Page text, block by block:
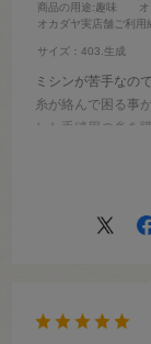
商品の用途:趣味
オカダヤ実店舗ご利用
サイズ：403.生成
ミシンが苦手なの
糸が絡んで困る事
した手縫用の糸を
ッペスパン手縫糸